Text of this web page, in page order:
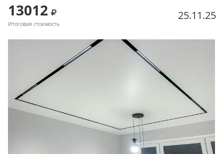
13012
Итоговая стоимость
25.11.25